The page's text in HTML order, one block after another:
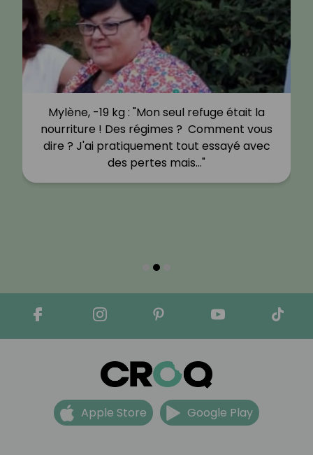
Mylène, -19 kg : "Mon seul refuge était la
nourriture ! Des régimes ? Comment vous
dire ? J'ai pratiquement tout essayé avec
des pertes mais…"
Apple Store Google Play